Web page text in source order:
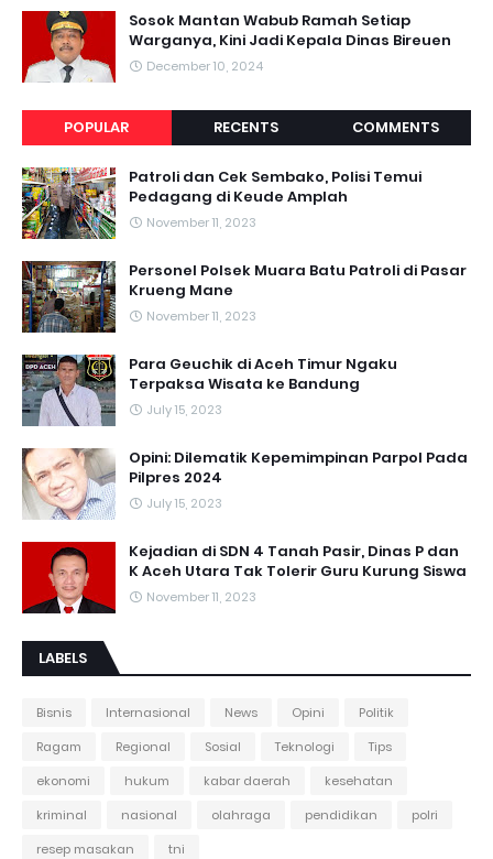
Sosok Mantan Wabub Ramah Setiap
Warganya, Kini Jadi Kepala Dinas Bireuen
December 10, 2024
POPULAR RECENTS COMMENTS
Patroli dan Cek Sembako, Polisi Temui
Pedagang di Keude Amplah
November 11, 2023
Personel Polsek Muara Batu Patroli di Pasar
Krueng Mane
November 11, 2023
Para Geuchik di Aceh Timur Ngaku
Terpaksa Wisata ke Bandung
July 15, 2023
Opini: Dilematik Kepemimpinan Parpol Pada
Pilpres 2024
July 15, 2023
Kejadian di SDN 4 Tanah Pasir, Dinas P dan
K Aceh Utara Tak Tolerir Guru Kurung Siswa
November 11, 2023
LABELS
Bisnis Internasional News Opini
Politik
Ragam
Regional Sosial Teknologi
Tips
ekonomi
hukum kabar daerah
kesehatan
kriminal
nasional olahraga pendidikan
polri
resep masakan
tni